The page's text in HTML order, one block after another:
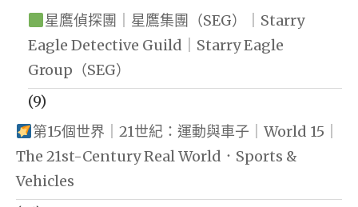
星鷹偵探團｜星鷹集團（SEG）｜Starry
Eagle Detective Guild｜Starry Eagle
Group（SEG）
(9)
第15個世界｜21世紀：運動與車子｜World 15｜
The 21st-Century Real World．Sports &
Vehicles